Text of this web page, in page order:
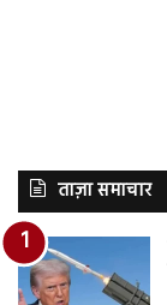
ताज़ा समाचार